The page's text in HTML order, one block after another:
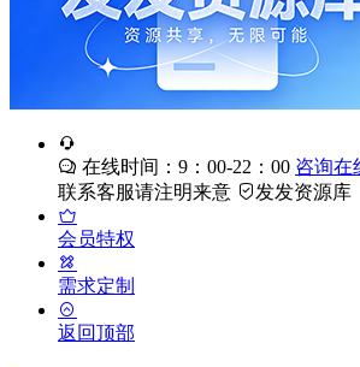
在线时间：9：00-22：00 咨询在
联系客服请注明来意
发发资源库
会员特权
需求定制
返回顶部